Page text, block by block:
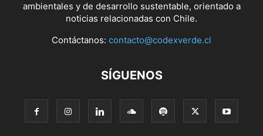
ambientales y de desarrollo sustentable, orientado a
noticias relacionadas con Chile.
Contáctanos: contacto@codexverde.cl
SÍGUENOS